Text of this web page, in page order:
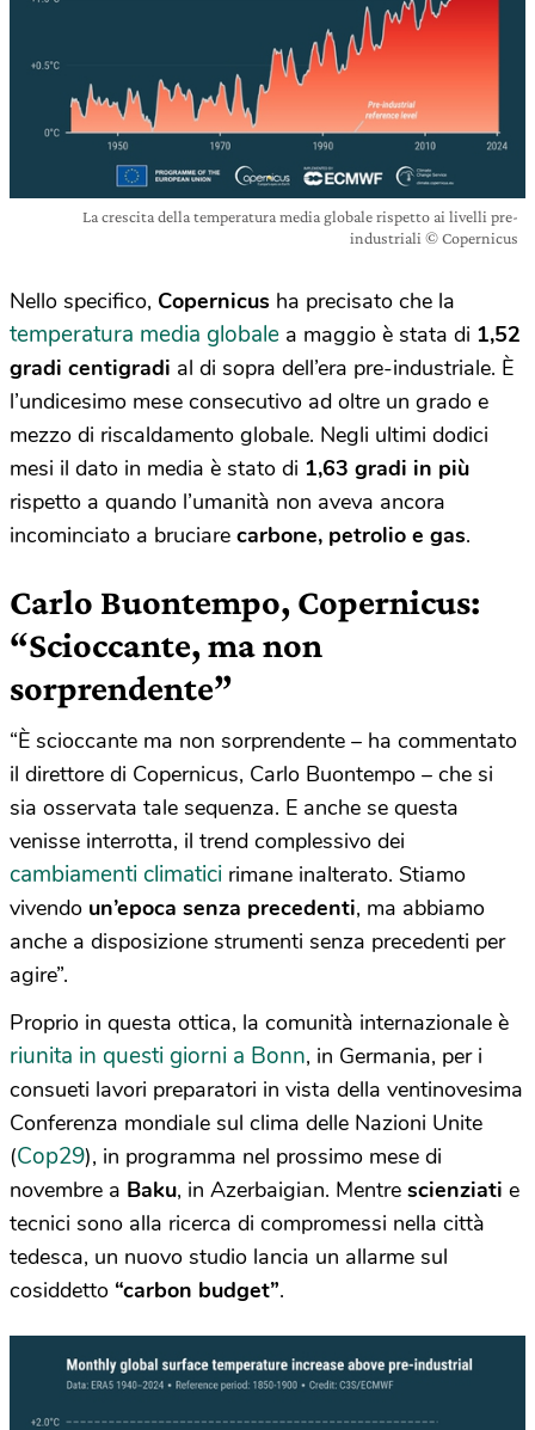
La crescita della temperatura media globale rispetto ai livelli pre-
industriali © Copernicus
Nello specifico, Copernicus ha precisato che la
temperatura media globale a maggio è stata di 1,52
gradi centigradi al di sopra dell’era pre-industriale. È
l’undicesimo mese consecutivo ad oltre un grado e
mezzo di riscaldamento globale. Negli ultimi dodici
mesi il dato in media è stato di 1,63 gradi in più
rispetto a quando l’umanità non aveva ancora
incominciato a bruciare carbone, petrolio e gas.
Carlo Buontempo, Copernicus:
“Scioccante, ma non
sorprendente”
“È scioccante ma non sorprendente – ha commentato
il direttore di Copernicus, Carlo Buontempo – che si
sia osservata tale sequenza. E anche se questa
venisse interrotta, il trend complessivo dei
cambiamenti climatici rimane inalterato. Stiamo
vivendo un’epoca senza precedenti, ma abbiamo
anche a disposizione strumenti senza precedenti per
agire”.
Proprio in questa ottica, la comunità internazionale è
riunita in questi giorni a Bonn, in Germania, per i
consueti lavori preparatori in vista della ventinovesima
Conferenza mondiale sul clima delle Nazioni Unite
(Cop29), in programma nel prossimo mese di
novembre a Baku, in Azerbaigian. Mentre scienziati e
tecnici sono alla ricerca di compromessi nella città
tedesca, un nuovo studio lancia un allarme sul
cosiddetto “carbon budget”.